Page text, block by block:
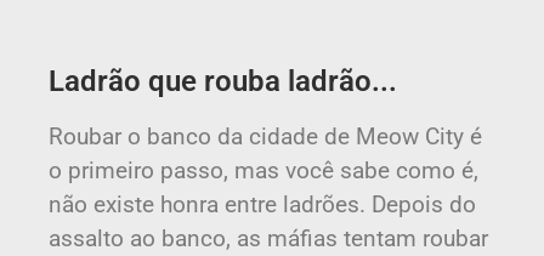
Ladrão que rouba ladrão...
Roubar o banco da cidade de Meow City é
o primeiro passo, mas você sabe como é,
não existe honra entre ladrões. Depois do
assalto ao banco, as máfias tentam roubar